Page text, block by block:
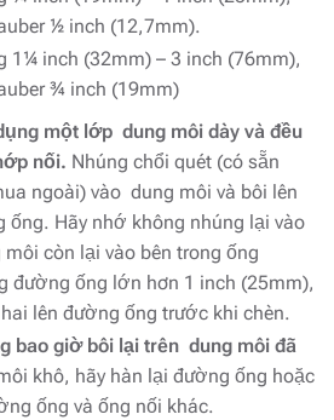
½ inch (12,7mm).
1¼ inch (32mm) – 3 inch (76mm),
¾ inch (19mm)
một lớp dung môi dày và đều
nối. Nhúng chổi quét (có sẵn
ngoài) vào dung môi và bôi lên
ống. Hãy nhớ không nhúng lại vào
còn lại vào bên trong ống
đường ống lớn hơn 1 inch (25mm),
lên đường ống trước khi chèn.
bao giờ bôi lại trên dung môi đã
khô, hãy hàn lại đường ống hoặc
ống và ống nối khác.